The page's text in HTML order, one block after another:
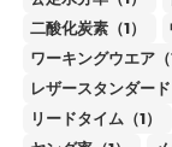
二酸化炭素（1）
ワーキングウエア（
レザースタンダード
リードタイム（1）